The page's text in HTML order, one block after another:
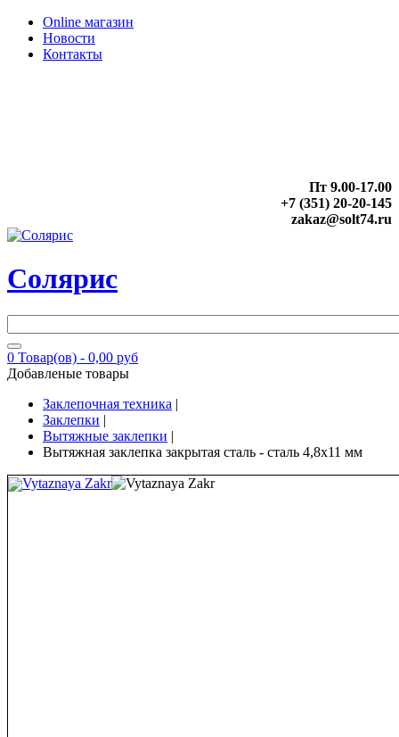
Online магазин
Новости
Контакты
Пт 9.00-17.00
+7 (351) 20-20-145
zakaz@solt74.ru
Солярис
0 Товар(ов) - 0,00 руб
Добавленые товары
Заклепочная техника |
Заклепки |
Вытяжные заклепки |
Вытяжная заклепка закрытая сталь - сталь 4,8х11 мм
Vytaznaya Zakr